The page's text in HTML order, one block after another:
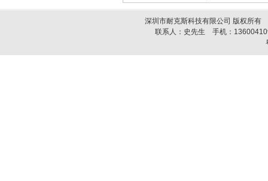
深圳市耐克斯科技有限公司 版权所有
联系人：史先生 手机：